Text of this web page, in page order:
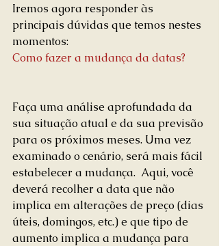
Iremos agora responder às
principais dúvidas que temos nestes
momentos:
Como fazer a mudança da datas?
Faça uma análise aprofundada da
sua situação atual e da sua previsão
para os próximos meses. Uma vez
examinado o cenário, será mais fácil
estabelecer a mudança.  Aqui, você
deverá recolher a data que não
implica em alterações de preço (dias
úteis, domingos, etc.) e que tipo de
aumento implica a mudança para